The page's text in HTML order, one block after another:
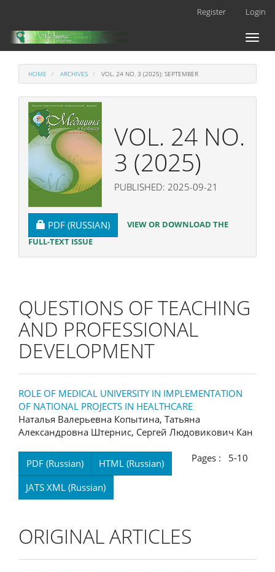
Main
Content
Register Login
Toggle
HOME ARCHIVES VOL. 24 NO. 3 (2025): SEPTEMBER
VOL. 24 NO.
3 (2025)
PUBLISHED: 2025-09-21
REQUIRES SUBSCRIPTION
PDF (RUSSIAN)
VIEW OR DOWNLOAD THE
FULL-TEXT ISSUE
QUESTIONS OF TEACHING
AND PROFESSIONAL
DEVELOPMENT
ROLE OF MEDICAL UNIVERSITY IN IMPLEMENTATION
OF NATIONAL PROJECTS IN HEALTHCARE
Наталья Валерьевна Копытина, Татьяна
Александровна Штернис, Сергей Людовикович Кан
PDF (Russian)
HTML (Russian)
JATS XML (Russian)
Pages : 5-10
ORIGINAL ARTICLES